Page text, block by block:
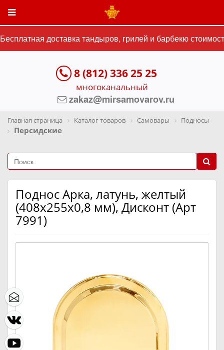
доставка тандыров, грилей и барбекю
8 (812) 336 25 25
многоканальный
zakaz@mirsamovarov.ru
Главная страница Каталог товаров Самовары Подносы
Персидские
Поднос Арка, латунь, желтый
(408х255х0,8 мм), Дисконт (Арт
7991)